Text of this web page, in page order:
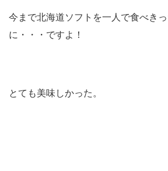
今まで北海道ソフトを一人で食べき
に・・・ですよ！
とても美味しかった。